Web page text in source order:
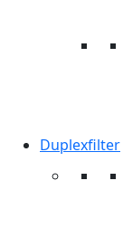
Duplexfilter